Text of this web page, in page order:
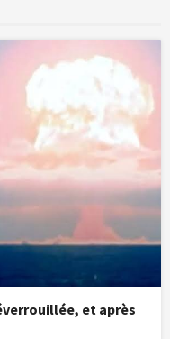
et après